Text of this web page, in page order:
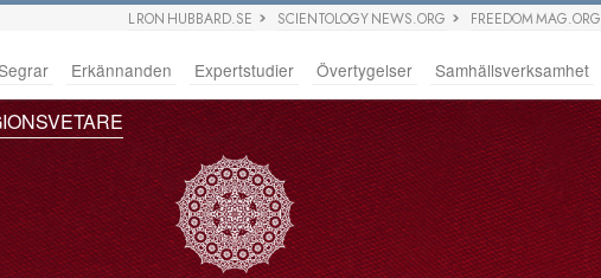
L RON HUBBARD.SE SCIENTOLOGY NEWS.ORG FREEDOM MAG.ORG
Erkännanden Expertstudier Övertygelser Samhällsverksamhet